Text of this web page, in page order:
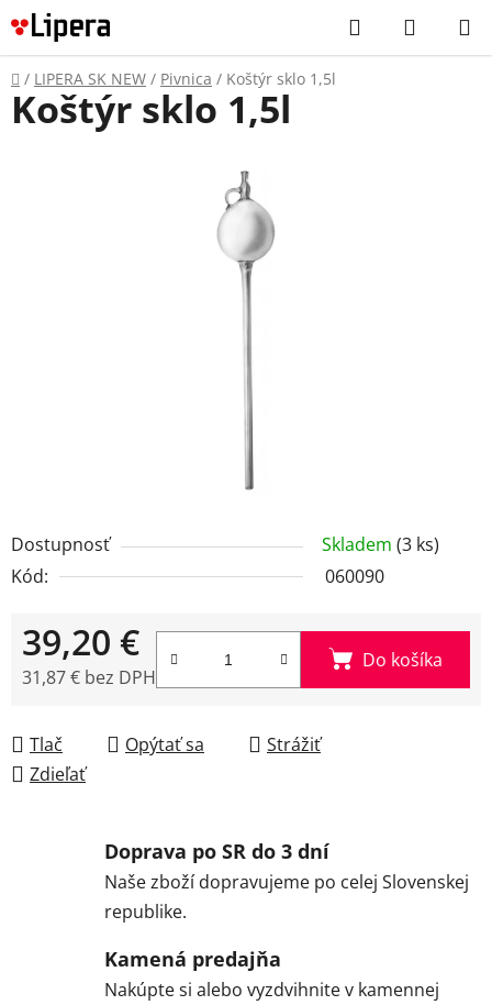
Prejsť
na
obsah
Hľadať
KOŠÍK
Domov
/ LIPERA SK NEW / Pivnica / Koštýr sklo 1,5l
Dostupnosť Skladem (3 ks)
Kód:
060090
39,20 €
31,87 € bez DPH
Do košíka
Tlač Opýtať sa
Strážiť
Zdieľať
Koštýr sklo 1,5l
Doprava po SR do 3 dní
Naše zboží dopravujeme po celej Slovenskej
republike.
Kamená predajňa
Nakúpte si alebo vyzdvihnite v kamennej